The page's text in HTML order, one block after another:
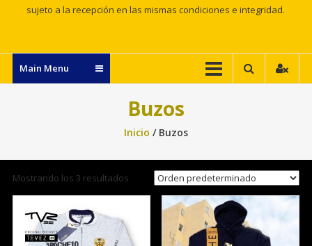
sujeto a la recepción en las mismas condiciones e integridad.
Main Menu
Buzos
Inicio / Buzos
Mostrando los 3 resultados